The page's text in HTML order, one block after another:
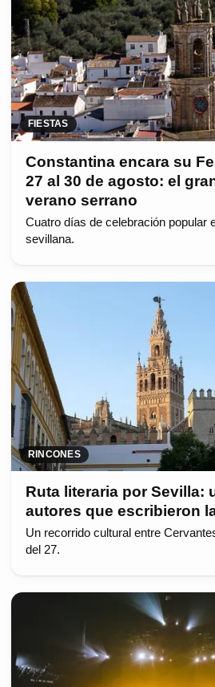
FIESTAS
Constantina encara su
27 al 30 de agosto: el
verano serrano
Cuatro días de celebración popular
sevillana.
RINCONES
Ruta literaria por Sevilla:
autores que escribieron
Un recorrido cultural entre
del 27.